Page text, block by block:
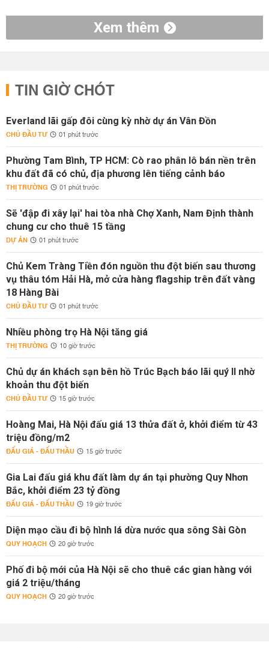
Xem thêm
TIN GIỜ CHÓT
Everland lãi gấp đôi cùng kỳ nhờ dự án Vân Đồn
CHỦ ĐẦU TƯ 01 phút trước
Phường Tam Bình, TP HCM: Cò rao phân lô bán nền trên
khu đất đã có chủ, địa phương lên tiếng cảnh báo
THỊ TRƯỜNG 01 phút trước
Sẽ 'đập đi xây lại' hai tòa nhà Chợ Xanh, Nam Định thành
chung cư cho thuê 15 tầng
DỰ ÁN 01 phút trước
Chủ Kem Tràng Tiền đón nguồn thu đột biến sau thương
vụ thâu tóm Hải Hà, mở cửa hàng flagship trên đất vàng
18 Hàng Bài
CHỦ ĐẦU TƯ 01 phút trước
Nhiều phòng trọ Hà Nội tăng giá
THỊ TRƯỜNG 10 giờ trước
Chủ dự án khách sạn bên hồ Trúc Bạch báo lãi quý II nhờ
khoản thu đột biến
CHỦ ĐẦU TƯ 15 giờ trước
Hoàng Mai, Hà Nội đấu giá 13 thửa đất ở, khởi điểm từ 43
triệu đồng/m2
ĐẤU GIÁ - ĐẤU THẦU 15 giờ trước
Gia Lai đấu giá khu đất làm dự án tại phường Quy Nhơn
Bắc, khởi điểm 23 tỷ đồng
ĐẤU GIÁ - ĐẤU THẦU 19 giờ trước
Diện mạo cầu đi bộ hình lá dừa nước qua sông Sài Gòn
QUY HOẠCH 20 giờ trước
Phố đi bộ mới của Hà Nội sẽ cho thuê các gian hàng với
giá 2 triệu/tháng
QUY HOẠCH 20 giờ trước